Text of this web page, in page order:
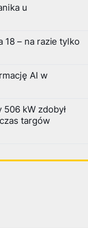
u
18 – na razie tylko
AI w
kW zdobył
targów